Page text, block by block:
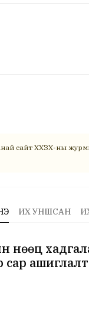
сайт ХХЗХ-ны
ИХ УНШСАН
нөөц
сар